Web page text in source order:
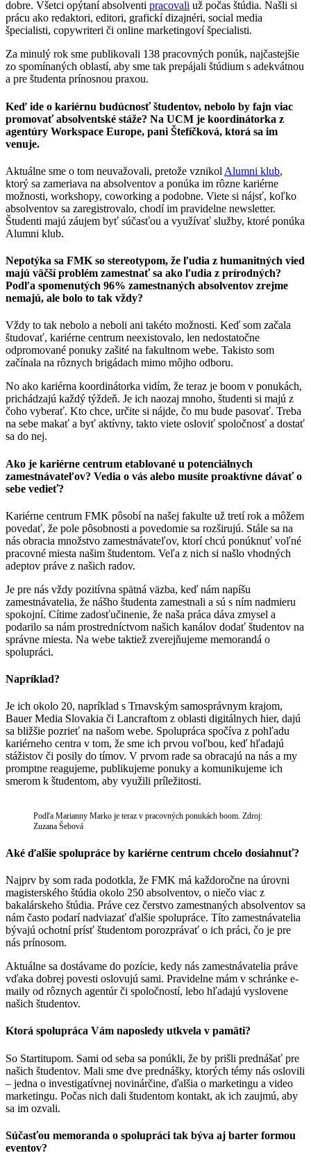
dobre. Všetci opýtaní absolventi pracovali už počas štúdia. Našli si
prácu ako redaktori, editori, grafickí dizajnéri, social media
špecialisti, copywriteri či online marketingoví špecialisti.
Za minulý rok sme publikovali 138 pracovných ponúk, najčastejšie
zo spomínaných oblastí, aby sme tak prepájali štúdium s adekvátnou
a pre študenta prínosnou praxou.
Keď ide o kariérnu budúcnosť študentov, nebolo by fajn viac
promovať absolventské stáže? Na UCM je koordinátorka z
agentúry Workspace Europe, pani Štefíčková, ktorá sa im
venuje.
Aktuálne sme o tom neuvažovali, pretože vznikol Alumni klub,
ktorý sa zameriava na absolventov a ponúka im rôzne kariérne
možnosti, workshopy, coworking a podobne. Viete si nájsť, koľko
absolventov sa zaregistrovalo, chodí im pravidelne newsletter.
Študenti majú záujem byť súčasťou a využívať služby, ktoré ponúka
Alumni klub.
Nepotýka sa FMK so stereotypom, že ľudia z humanitných vied
majú väčší problém zamestnať sa ako ľudia z prírodných?
Podľa spomenutých 96% zamestnaných absolventov zrejme
nemajú, ale bolo to tak vždy?
Vždy to tak nebolo a neboli ani takéto možnosti. Keď som začala
študovať, kariérne centrum neexistovalo, len nedostatočne
odpromované ponuky zašité na fakultnom webe. Takisto som
začínala na rôznych brigádach mimo môjho odboru.
No ako kariérna koordinátorka vidím, že teraz je boom v ponukách,
prichádzajú každý týždeň. Je ich naozaj mnoho, študenti si majú z
čoho vyberať. Kto chce, určite si nájde, čo mu bude pasovať. Treba
na sebe makať a byť aktívny, takto viete osloviť spoločnosť a dostať
sa do nej.
Ako je kariérne centrum etablované u potenciálnych
zamestnávateľov? Vedia o vás alebo musíte proaktívne dávať o
sebe vedieť?
Kariérne centrum FMK pôsobí na našej fakulte už tretí rok a môžem
povedať, že pole pôsobnosti a povedomie sa rozširujú. Stále sa na
nás obracia množstvo zamestnávateľov, ktorí chcú ponúknuť voľné
pracovné miesta našim študentom. Veľa z nich si našlo vhodných
adeptov práve z našich radov.
Je pre nás vždy pozitívna spätná väzba, keď nám napíšu
zamestnávatelia, že nášho študenta zamestnali a sú s ním nadmieru
spokojní. Cítime zadosťučinenie, že naša práca dáva zmysel a
podarilo sa nám prostredníctvom našich kanálov dodať študentov na
správne miesta. Na webe taktiež zverejňujeme memorandá o
spolupráci.
Napríklad?
Je ich okolo 20, napríklad s Trnavským samosprávnym krajom,
Bauer Media Slovakia či Lancraftom z oblasti digitálnych hier, dajú
sa bližšie pozrieť na našom webe. Spolupráca spočíva z pohľadu
kariérneho centra v tom, že sme ich prvou voľbou, keď hľadajú
stážistov či posily do tímov. V prvom rade sa obracajú na nás a my
promptne reagujeme, publikujeme ponuky a komunikujeme ich
smerom k študentom, aby využili príležitosti.
Podľa Marianny Marko je teraz v pracovných ponukách boom. Zdroj:
Zuzana Šebová
Aké ďalšie spolupráce by kariérne centrum chcelo dosiahnuť?
Najprv by som rada podotkla, že FMK má každoročne na úrovni
magisterského štúdia okolo 250 absolventov, o niečo viac z
bakalárskeho štúdia. Práve cez čerstvo zamestnaných absolventov sa
nám často podarí nadviazať ďalšie spolupráce. Títo zamestnávatelia
bývajú ochotní prísť študentom porozprávať o ich práci, čo je pre
nás prínosom.
Aktuálne sa dostávame do pozície, kedy nás zamestnávatelia práve
vďaka dobrej povesti oslovujú sami. Pravidelne mám v schránke e-
maily od rôznych agentúr či spoločností, lebo hľadajú vyslovene
našich študentov.
Ktorá spolupráca Vám naposledy utkvela v pamäti?
So Startitupom. Sami od seba sa ponúkli, že by prišli prednášať pre
našich študentov. Mali sme dve prednášky, ktorých témy nás oslovili
– jedna o investigatívnej novinárčine, ďalšia o marketingu a video
marketingu. Počas nich dali študentom kontakt, ak ich zaujmú, aby
sa im ozvali.
Súčasťou memoranda o spolupráci tak býva aj barter formou
eventov?